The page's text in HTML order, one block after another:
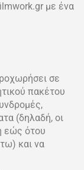
με ένα
σε
πακέτου
(δηλαδή, οι
εώς ότου
και να